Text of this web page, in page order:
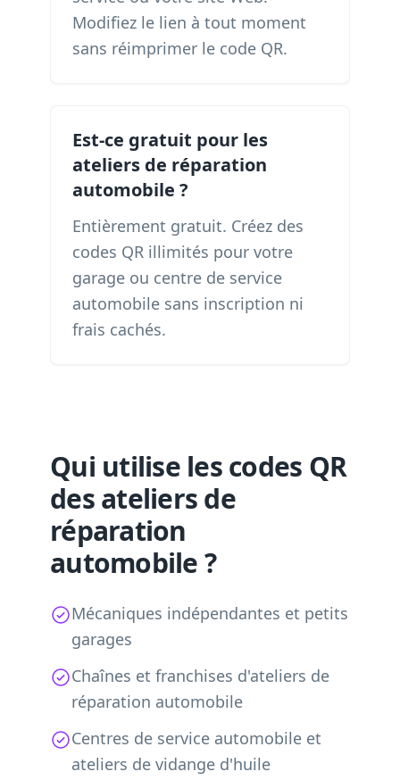
Modifiez le lien à tout moment
sans réimprimer le code QR.
Est-ce gratuit pour les
ateliers de réparation
automobile ?
Entièrement gratuit. Créez des
codes QR illimités pour votre
garage ou centre de service
automobile sans inscription ni
frais cachés.
Qui utilise les codes QR
des ateliers de
réparation
automobile ?
Mécaniques indépendantes et petits
garages
Chaînes et franchises d'ateliers de
réparation automobile
Centres de service automobile et
ateliers de vidange d'huile